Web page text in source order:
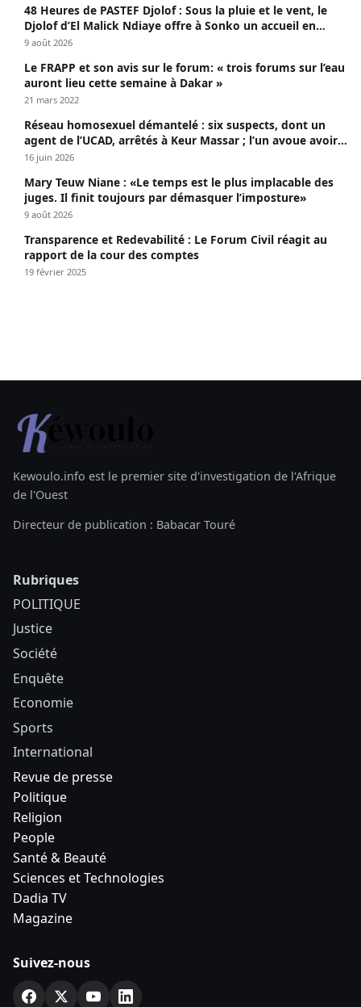
48 Heures de PASTEF Djolof : Sous la pluie et le vent, le
Djolof d’El Malick Ndiaye offre à Sonko un accueil en
apothéose
9 août 2026
Le FRAPP et son avis sur le forum: « trois forums sur l’eau
auront lieu cette semaine à Dakar »
21 mars 2022
Réseau homosexuel démantelé : six suspects, dont un
agent de l’UCAD, arrêtés à Keur Massar ; l’un avoue avoir
propagé le VIH depuis 2018
16 juin 2026
Mary Teuw Niane : «Le temps est le plus implacable des
juges. Il finit toujours par démasquer l’imposture»
9 août 2026
Transparence et Redevabilité : Le Forum Civil réagit au
rapport de la cour des comptes
19 février 2025
Kewoulo.info est le premier site d'investigation de l'Afrique
de l'Ouest
Directeur de publication : Babacar Touré
Rubriques
POLITIQUE
Justice
Société
Enquête
Economie
Sports
International
Revue de presse
Politique
Religion
People
Santé & Beauté
Sciences et Technologies
Dadia TV
Magazine
Suivez-nous